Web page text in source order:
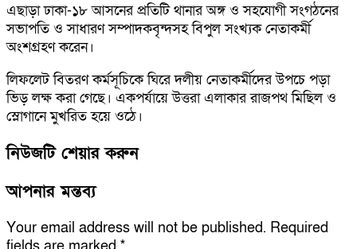
এছাড়া ঢাকা-১৮ আসনের প্রতিটি থানার অঙ্গ ও সহযোগী সংগঠনের
সভাপতি ও সাধারণ সম্পাদকবৃন্দসহ বিপুল সংখ্যক নেতাকর্মী
অংশগ্রহণ করেন।
লিফলেট বিতরণ কর্মসূচিকে ঘিরে দলীয় নেতাকর্মীদের উপচে পড়া
ভিড় লক্ষ করা গেছে। একপর্যায়ে উত্তরা এলাকার রাজপথ মিছিল ও
স্লোগানে মুখরিত হয়ে ওঠে।
নিউজটি শেয়ার করুন
আপনার মন্তব্য
Your email address will not be published. Required